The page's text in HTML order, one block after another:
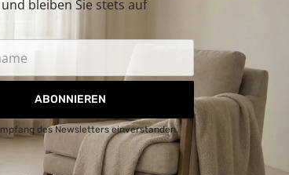
bleiben Sie stets auf
ABONNIEREN
des Newsletters einverstanden.